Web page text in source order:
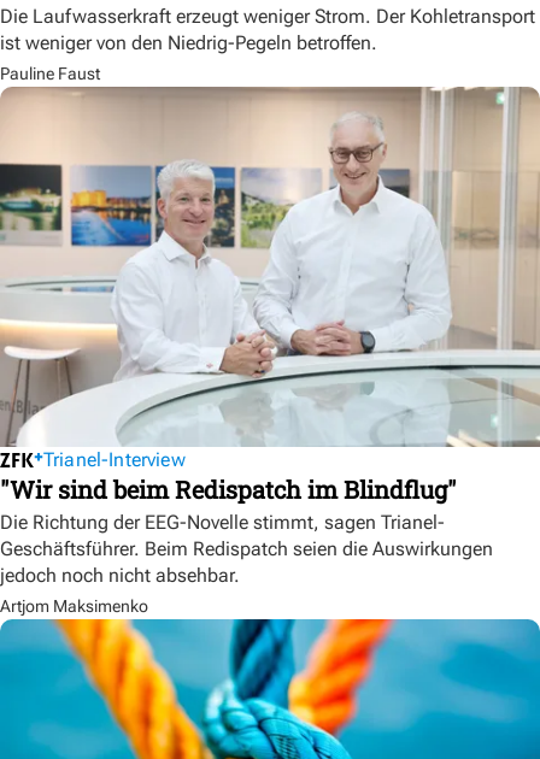
Die Laufwasserkraft erzeugt weniger Strom. Der Kohletransport
ist weniger von den Niedrig-Pegeln betroffen.
Pauline Faust
Trianel-Interview
"Wir sind beim Redispatch im Blindflug"
Die Richtung der EEG-Novelle stimmt, sagen Trianel-
Geschäftsführer. Beim Redispatch seien die Auswirkungen
jedoch noch nicht absehbar.
Artjom Maksimenko